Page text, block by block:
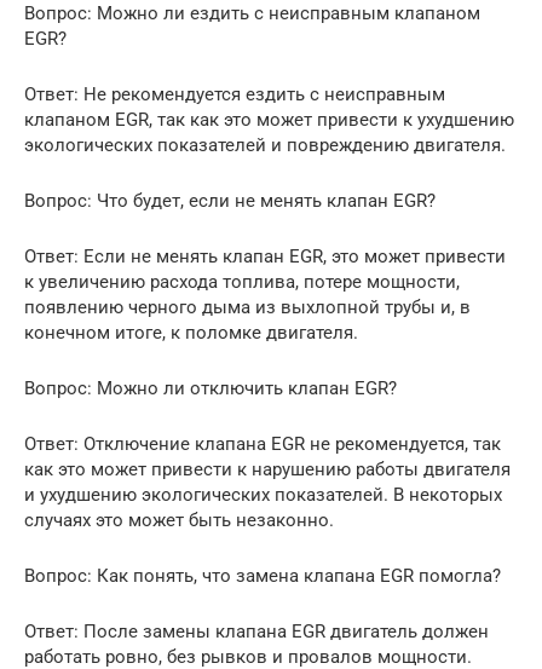
Вопрос: Можно ли ездить с неисправным клапаном
EGR?
Ответ: Не рекомендуется ездить с неисправным
клапаном EGR, так как это может привести к ухудшению
экологических показателей и повреждению двигателя.
Вопрос: Что будет, если не менять клапан EGR?
Ответ: Если не менять клапан EGR, это может привести
к увеличению расхода топлива, потере мощности,
появлению черного дыма из выхлопной трубы и, в
конечном итоге, к поломке двигателя.
Вопрос: Можно ли отключить клапан EGR?
Ответ: Отключение клапана EGR не рекомендуется, так
как это может привести к нарушению работы двигателя
и ухудшению экологических показателей. В некоторых
случаях это может быть незаконно.
Вопрос: Как понять, что замена клапана EGR помогла?
Ответ: После замены клапана EGR двигатель должен
работать ровно, без рывков и провалов мощности.